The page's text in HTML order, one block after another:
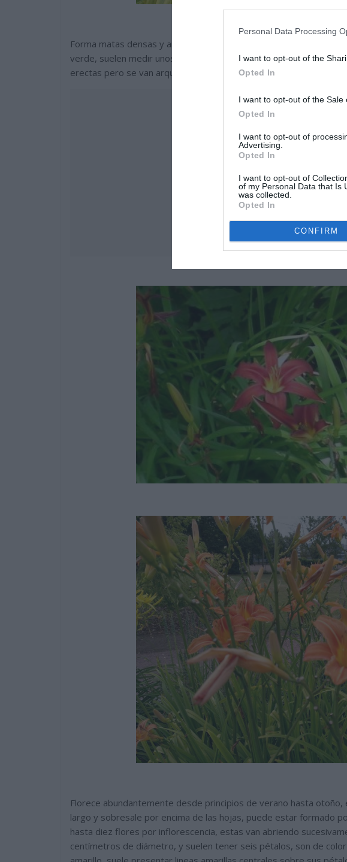
Personal Data Processing
I want to opt-out of the
Opted In
I want to opt-out of the Sale
Opted In
I want to opt-out of
Advertising.
Opted In
I want to opt-out of
of my Personal Data that Is
was collected.
Opted In
CONFIRM
Forma matas densas y anchas, tiene raíces gruesas tuberosas,
verde, suelen medir unos cincuenta centímetros de longitud y dos
erectas pero se van arqueando a medida que crecen en altura. Da
Florece abundantemente desde principios de verano hasta
largo y sobresale por encima de las hojas, puede estar formado
hasta diez flores por inflorescencia, estas van abriendo
centímetros de diámetro, y suelen tener seis pétalos, son de